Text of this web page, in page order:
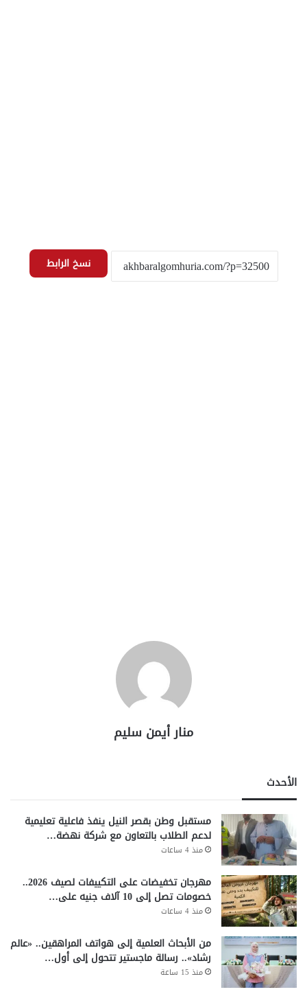
نسخ الرابط
منار أيمن سليم
الأحدث
مستقبل وطن بقصر النيل ينفذ فاعلية تعليمية
لدعم الطلاب بالتعاون مع شركة نهضة…
منذ 4 ساعات
مهرجان تخفيضات على التكييفات لصيف 2026..
خصومات تصل إلى 10 آلاف جنيه على…
منذ 4 ساعات
من الأبحاث العلمية إلى هواتف المراهقين.. «عالم
رشاد».. رسالة ماجستير تتحول إلى أول…
منذ 15 ساعة